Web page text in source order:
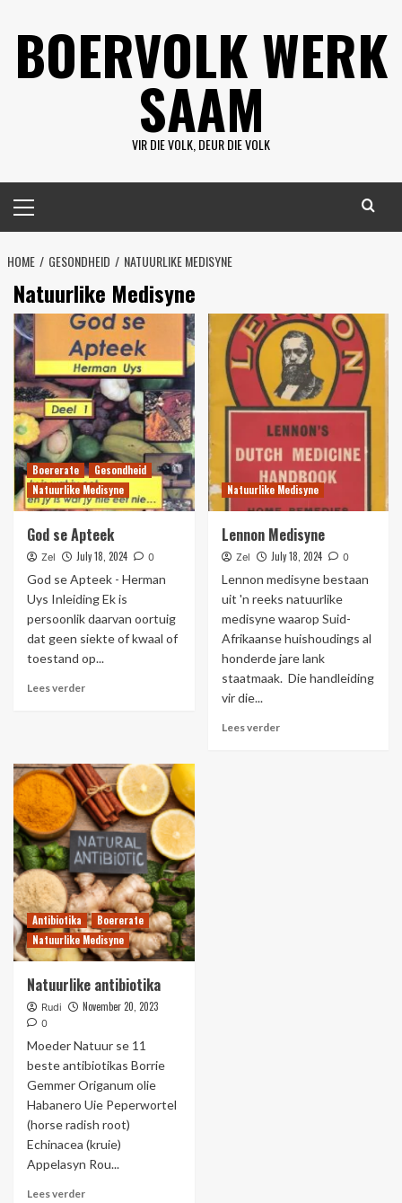
content
BOERVOLK WERK
SAAM
VIR DIE VOLK, DEUR DIE VOLK
Menu
HOME GESONDHEID NATUURLIKE MEDISYNE
Natuurlike Medisyne
Boererate
Gesondheid
Natuurlike Medisyne
God se Apteek
Zel July 18, 2024 0
God se Apteek - Herman
Uys Inleiding Ek is
persoonlik daarvan oortuig
dat geen siekte of kwaal of
toestand op...
Lees verder
Natuurlike Medisyne
Lennon Medisyne
Zel July 18, 2024 0
Lennon medisyne bestaan
uit 'n reeks natuurlike
medisyne waarop Suid-
Afrikaanse huishoudings al
honderde jare lank
staatmaak. Die handleiding
vir die...
Lees verder
Antibiotika
Boererate
Natuurlike Medisyne
Natuurlike antibiotika
Rudi November 20, 2023
0
Moeder Natuur se 11
beste antibiotikas Borrie
Gemmer Origanum olie
Habanero Uie Peperwortel
(horse radish root)
Echinacea (kruie)
Appelasyn Rou...
Lees verder